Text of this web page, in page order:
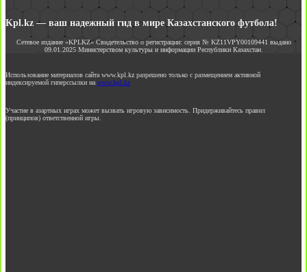
Kpl.kz — ваш надежный гид в мире Казахстанского футбола!
Сетевое издание «KPLKZ» Свидетельство о регистрации: серия № KZ11VPY00109441 выдано
09.01.2025 Министерством культуры и информации Республики Казахстан.
Использование материалов сайта www.kpl.kz разрешено только с размещением активной
индексируемой гиперссылки на www.kpl.kz
Участие в азартных играх может вызвать игровую зависимость. Придерживайтесь правил
(принципов) ответственной игры.